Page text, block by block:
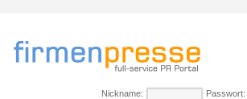
Nickname: Passwort: